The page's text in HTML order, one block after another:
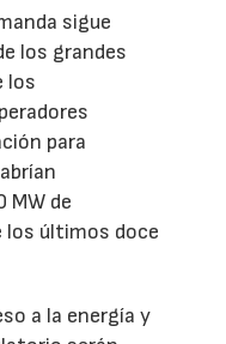
sigue
los grandes
los
para
de
los últimos doce
a la energía y